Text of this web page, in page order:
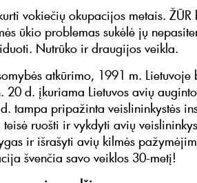
vokiečių okupacijos metais.
ūkio problemas sukėlė jų
Nutrūko ir draugijos veikla.
atkūrimo, 1991 m. Lietuvoje
20 d. įkuriama Lietuvos avių
tampa pripažinta veislininkystės
ruošti ir vykdyti avių
ir išrašyti avių kilmės
švenčia savo veiklos 30-metį!